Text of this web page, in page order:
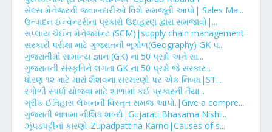
સેલ્સ મેનેજરની જવાબદારીઓ વિશે સમજૂતી આપો| Sales Ma...
ઉત્પાદન ઈન્વેન્ટરીના પ્રકારો ઉદાહરણ દ્વારા સમજાવો|...
સપ્લાય ચેઈન મેનેજમેન્ટ (SCM)|supply chain management
સરકારી પરીક્ષા માટે ગુજરાતની ભૂગોળ(Geography) GK પ...
ગુજરાતીમાં સામાન્ય જ્ઞાન (GK) ના 50 પ્રશ્નો અને સા...
ગુજરાતની સંસ્કૃતિને લગતા GK ના 50 પ્રશ્નો જે સરકાર...
ધોરણ ૧૨ માટે મારાં શૈશવના સંસ્મરણો પર એક નિબંધ|ST...
રંગોળી સ્પર્ધા યોજવા માટે શાળામાં કઈ પ્રકારની તૈયા...
ગ્રીક ઈતિહાસ લેખનની વિસ્તૃત સમજ આપો.|Give a compre...
ગુજરાતી ભાષામાં નીશિધ શબ્દો|Gujarati Bhasama Nishi...
ઝૂંપડપટ્ટીનાં કારણો-Zupadpattina Karno|Causes of s...